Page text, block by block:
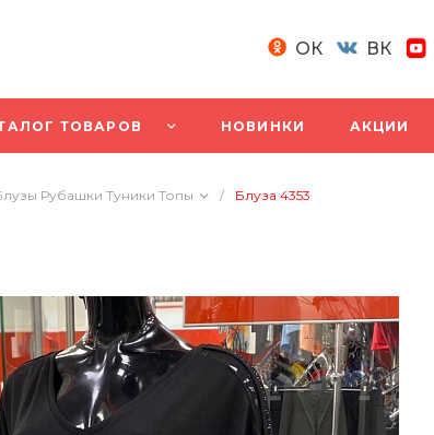
ОК ВК
ТОВАРОВ НОВИНКИ АКЦИИ
Рубашки Туники Топы / Блуза 4353